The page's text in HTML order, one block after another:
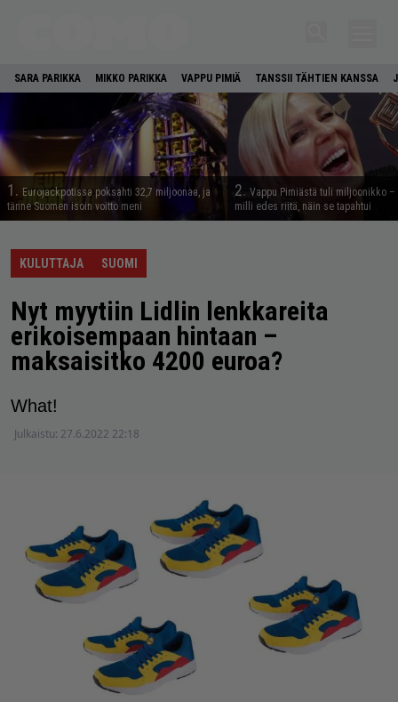
SARA PARIKKA MIKKO PARIKKA VAPPU PIMIÄ TANSSII TÄHTIEN KANSSA
1. Eurojackpotissa poksahti 32,7 miljoonaa, ja
tänne Suomen isoin voitto meni
2. Vappu Pimiästä tuli miljoonikko
milli edes riitä, näin se tapahtui
KULUTTAJA SUOMI
Nyt myytiin Lidlin lenkkareita
erikoisempaan hintaan –
maksaisitko 4200 euroa?
What!
Julkaistu: 27.6.2022 22:18